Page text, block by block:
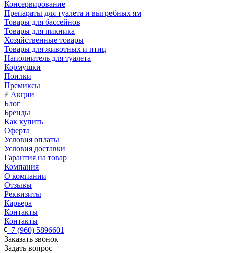
Консервирование
Препараты для туалета и выгребных ям
Товары для бассейнов
Товары для пикника
Хозяйственные товары
Товары для животных и птиц
Наполнитель для туалета
Кормушки
Поилки
Премиксы
Акции
Блог
Бренды
Как купить
Оферта
Условия оплаты
Условия доставки
Гарантия на товар
Компания
О компании
Отзывы
Реквизиты
Карьера
Контакты
Контакты
+7 (960) 5896601
Заказать звонок
Задать вопрос